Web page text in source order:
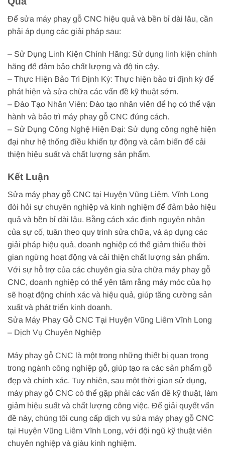
Để sửa máy phay gỗ CNC hiệu quả và bền bỉ dài lâu, cần
phải áp dụng các giải pháp sau:
– Sử Dụng Linh Kiện Chính Hãng: Sử dụng linh kiện chính
hãng để đảm bảo chất lượng và độ tin cậy.
– Thực Hiện Bảo Trì Định Kỳ: Thực hiện bảo trì định kỳ để
phát hiện và sửa chữa các vấn đề kỹ thuật sớm.
– Đào Tạo Nhân Viên: Đào tạo nhân viên để họ có thể vận
hành và bảo trì máy phay gỗ CNC đúng cách.
– Sử Dụng Công Nghệ Hiện Đại: Sử dụng công nghệ hiện
đại như hệ thống điều khiển tự động và cảm biến để cải
thiện hiệu suất và chất lượng sản phẩm.
Kết Luận
Sửa máy phay gỗ CNC tại Huyện Vũng Liêm, Vĩnh Long
đòi hỏi sự chuyên nghiệp và kinh nghiệm để đảm bảo hiệu
quả và bền bỉ dài lâu. Bằng cách xác định nguyên nhân
của sự cố, tuân theo quy trình sửa chữa, và áp dụng các
giải pháp hiệu quả, doanh nghiệp có thể giảm thiểu thời
gian ngừng hoạt động và cải thiện chất lượng sản phẩm.
Với sự hỗ trợ của các chuyên gia sửa chữa máy phay gỗ
CNC, doanh nghiệp có thể yên tâm rằng máy móc của họ
sẽ hoạt động chính xác và hiệu quả, giúp tăng cường sản
xuất và phát triển kinh doanh.
Sửa Máy Phay Gỗ CNC Tại Huyện Vũng Liêm Vĩnh Long
– Dịch Vụ Chuyên Nghiệp
Máy phay gỗ CNC là một trong những thiết bị quan trọng
trong ngành công nghiệp gỗ, giúp tạo ra các sản phẩm gỗ
đẹp và chính xác. Tuy nhiên, sau một thời gian sử dụng,
máy phay gỗ CNC có thể gặp phải các vấn đề kỹ thuật, làm
giảm hiệu suất và chất lượng công việc. Để giải quyết vấn
đề này, chúng tôi cung cấp dịch vụ sửa máy phay gỗ CNC
tại Huyện Vũng Liêm Vĩnh Long, với đội ngũ kỹ thuật viên
chuyên nghiệp và giàu kinh nghiệm.